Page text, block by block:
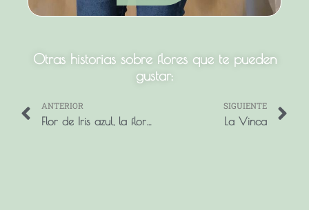
Otras historias sobre flores que te pueden
gustar:
Prev
ANTERIOR
Flor de Iris azul, la flor de las buenas noticas.
SIGUIENTE
La Vinca